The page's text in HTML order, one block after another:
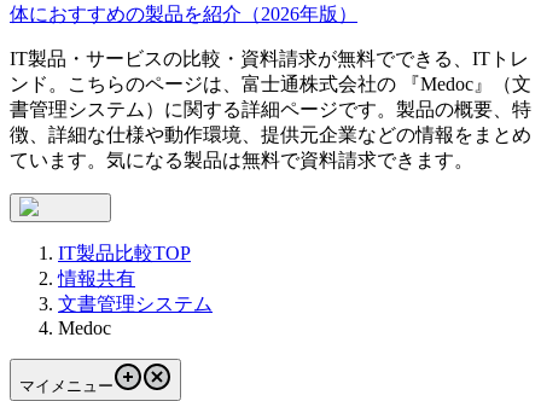
体におすすめの製品を紹介（2026年版）
IT製品・サービスの比較・資料請求が無料でできる、ITトレ
ンド。こちらのページは、 富士通株式会社の 『Medoc 』（文
書管理システム ）に関する詳細ページです。製品の概要、特
徴、詳細な仕様や動作環境、提供元企業などの情報をまとめ
ています。気になる製品は無料で資料請求できます。
IT製品比較TOP
情報共有
文書管理システム
Medoc
マイメニュー